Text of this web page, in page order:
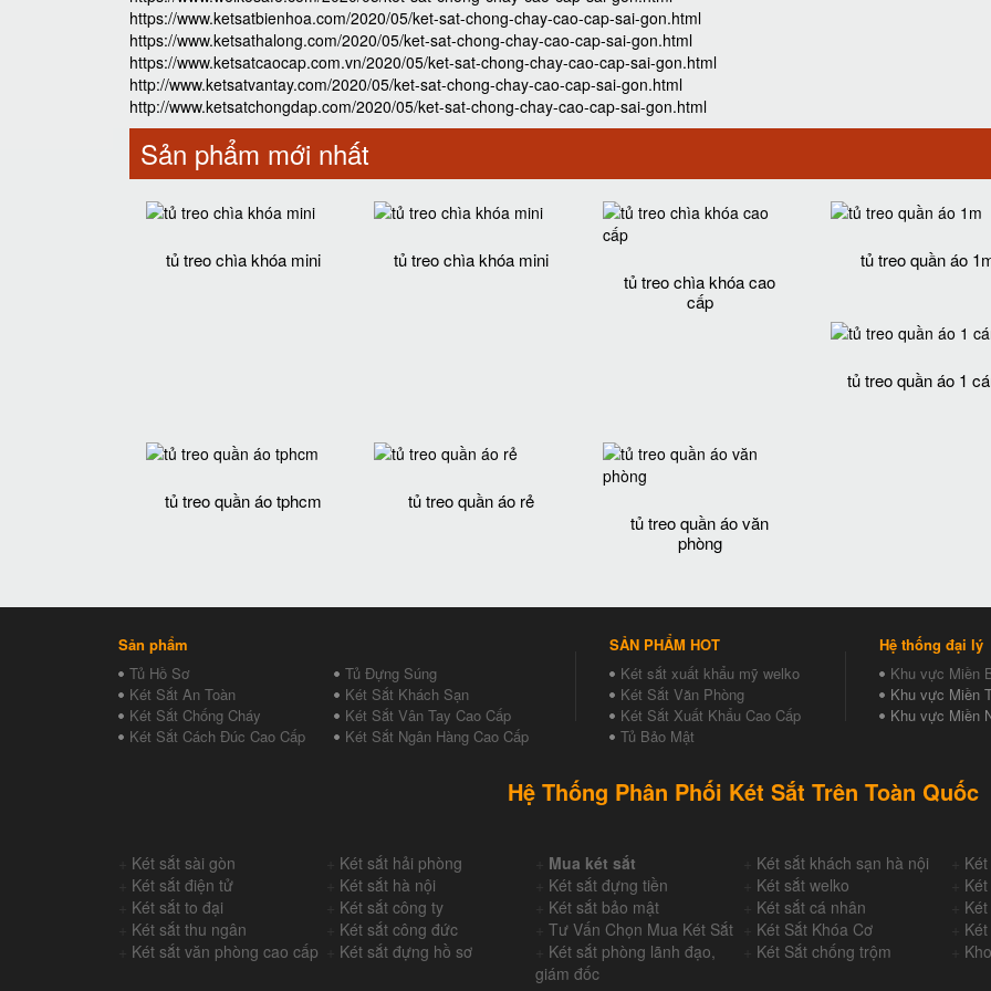
https://www.ketsatbienhoa.com/2020/05/ket-sat-chong-chay-cao-cap-sai-gon.html
https://www.ketsathalong.com/2020/05/ket-sat-chong-chay-cao-cap-sai-gon.html
https://www.ketsatcaocap.com.vn/2020/05/ket-sat-chong-chay-cao-cap-sai-gon.html
http://www.ketsatvantay.com/2020/05/ket-sat-chong-chay-cao-cap-sai-gon.html
http://www.ketsatchongdap.com/2020/05/ket-sat-chong-chay-cao-cap-sai-gon.html
Sản phẩm mới nhất
tủ treo chìa khóa mini
tủ treo chìa khóa mini
tủ treo chìa khóa cao
cấp
tủ treo quần áo
tủ treo quần áo 1
tủ treo quần áo tphcm
tủ treo quần áo rẻ
tủ treo quần áo văn
phòng
Sản phẩm
Tủ Hồ Sơ
Tủ Đựng Súng
Két Sắt An Toàn
Két Sắt Khách Sạn
Két Sắt Chống Cháy
Két Sắt Vân Tay Cao Cấp
Két Sắt Cách Đúc Cao Cấp
Két Sắt Ngân Hàng Cao Cấp
SẢN PHẨM HOT
Két sắt xuất khẩu mỹ welko
Két Sắt Văn Phòng
Két Sắt Xuất Khẩu Cao Cấp
Tủ Bảo Mật
Hệ thống đại lý
Khu vực Miền
Khu vực Miền
Khu vực Miền
Hệ Thống Phân Phối Két Sắt Trên Toàn Quốc
Két sắt sài gòn Két sắt hải phòng Mua két sắt Két sắt khách sạn hà nội
Két sắt điện tử Két sắt hà nội Két sắt đựng tiền Két sắt welko
Két sắt to đại Két sắt công ty Két sắt bảo mật Két sắt cá nhân
Két sắt thu ngân Két sắt công đức Tư Vấn Chọn Mua Két Sắt Két Sắt Khóa Cơ
Két sắt văn phòng cao cấp Két sắt đựng hồ sơ
Két sắt phòng lãnh đạo,
giám đốc
Két Sắt chống trộm